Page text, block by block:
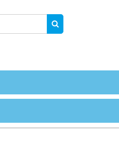
SEARCH COURSES